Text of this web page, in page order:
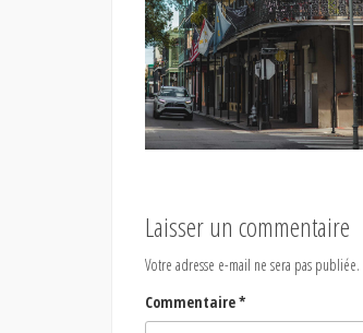
Laisser un commentaire
Votre adresse e-mail ne sera pas publiée.
Commentaire*